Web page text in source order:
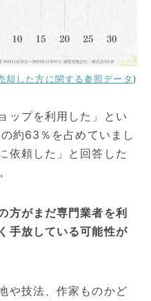
却した方に関する参照データ )
ップを利用した」とい
約63％を占めていまし
依頼した」と回答した
方がまだ専門業者を利
手放している可能性が
や技法、作家ものかど